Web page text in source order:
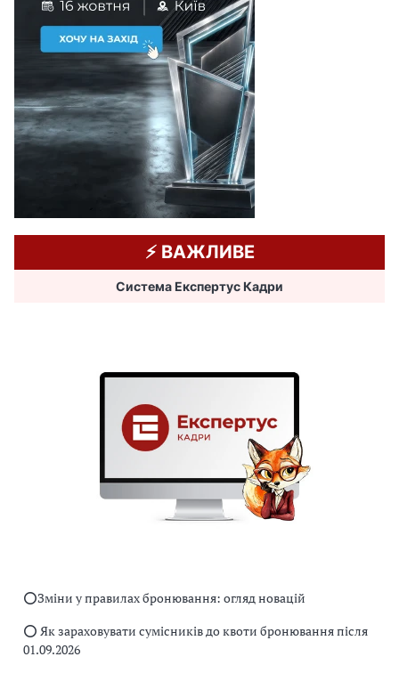
⚡️ ВАЖЛИВЕ
Система Експертус Кадри
⭕️Зміни у правилах бронювання: огляд новацій
⭕️ Як зараховувати сумісників до квоти бронювання після
01.09.2026